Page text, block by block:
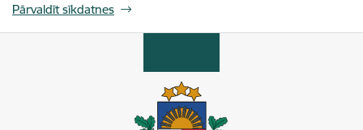
Pārvaldīt sīkdatnes